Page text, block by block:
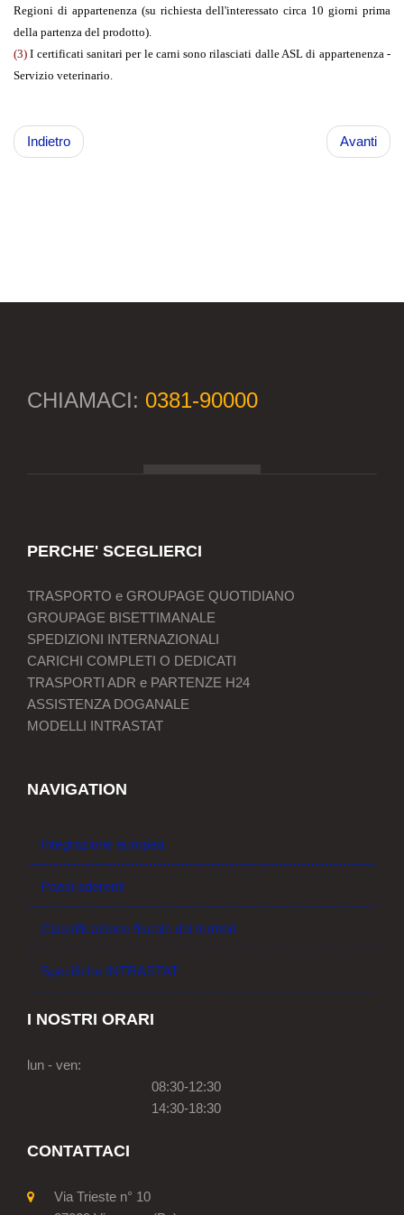
Regioni di appartenenza (su richiesta dell'interessato circa 10 giorni prima
della partenza del prodotto).
(3) I certificati sanitari per le carni sono rilasciati dalle ASL di appartenenza -
Servizio veterinario.
Indietro Avanti
CHIAMACI: 0381-90000
PERCHE' SCEGLIERCI
TRASPORTO e GROUPAGE QUOTIDIANO
GROUPAGE BISETTIMANALE
SPEDIZIONI INTERNAZIONALI
CARICHI COMPLETI O DEDICATI
TRASPORTI ADR e PARTENZE H24
ASSISTENZA DOGANALE
MODELLI INTRASTAT
NAVIGATION
Integrazione europea
Paesi aderenti
Classificazione fiscale dei territori
Specifiche INTRASTAT
I NOSTRI ORARI
lun - ven:
08:30-12:30
14:30-18:30
CONTATTACI
Via Trieste n° 10